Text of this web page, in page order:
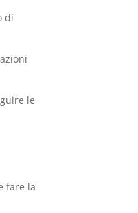
di
le
fare la